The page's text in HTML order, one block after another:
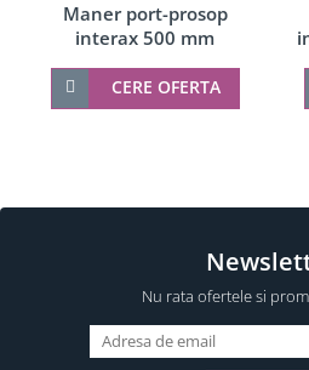
Maner port-prosop
interax 500 mm
CERE OFERTA
Nu rata ofertele si